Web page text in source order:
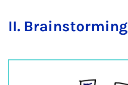
II. Brain­storm­ing